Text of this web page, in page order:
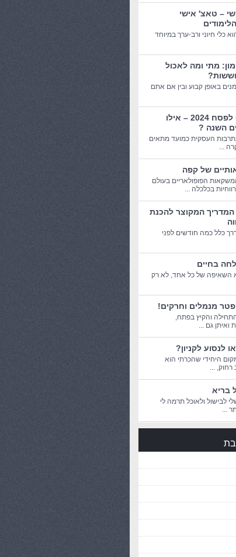
– טאצ' אישי
כלי חיוני ורב-ערך במיוחד
מתי ומה לאכול
באופן קבוע ובין אם אתם
מתנות עובדים לפסח 2024 – אילו
השנה ?
העסקית כמועד מתאים
...
הפופולאריים בעולם
בכלכלה ...
המדריך המקוצר להכנת
כלל כמה חודשים לפני
בחיים
השאיפה של כל אחד, לא רק
מנמלים וחרקים!
והקיץ בפתח,
ואיתן גם ...
לנסוע לקניון?
היחידי שהכרתי הוא
רחוק, ...
בריא
לבישול ולאוכל תרמה לי
...